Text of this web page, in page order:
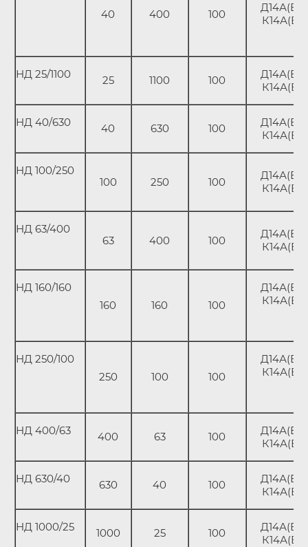
40
400 100
Д14А(В);
К14А(В)
НД 25/1100 25 1100 100
Д14А(В);
К14А(В)
НД 40/630 40 630 100
Д14А(В);
К14А(В)
НД 100/250
100
250 100
Д14А(В);
К14А(В)
НД 63/400
63
400 100
Д14А(В);
К14А(В)
НД 160/160
160
160 100
Д14А(В);
К14А(В)
НД 250/100
250
100 100
Д14А(В);
К14А(В)
НД 400/63 400 63 100
Д14А(В);
К14А(В)
НД 630/40 630 40 100
Д14А(В);
К14А(В)
НД 1000/25 1000 25 100
Д14А(В);
К14А(В)